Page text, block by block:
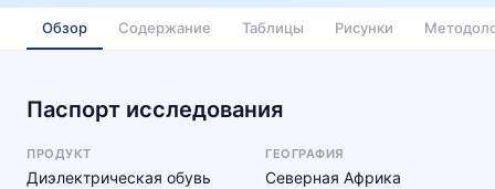
Обзор Содержание Таблицы Рисунки
Паспорт исследования
ПРОДУКТ
Диэлектрическая обувь
ГЕОГРАФИЯ
Северная Африка